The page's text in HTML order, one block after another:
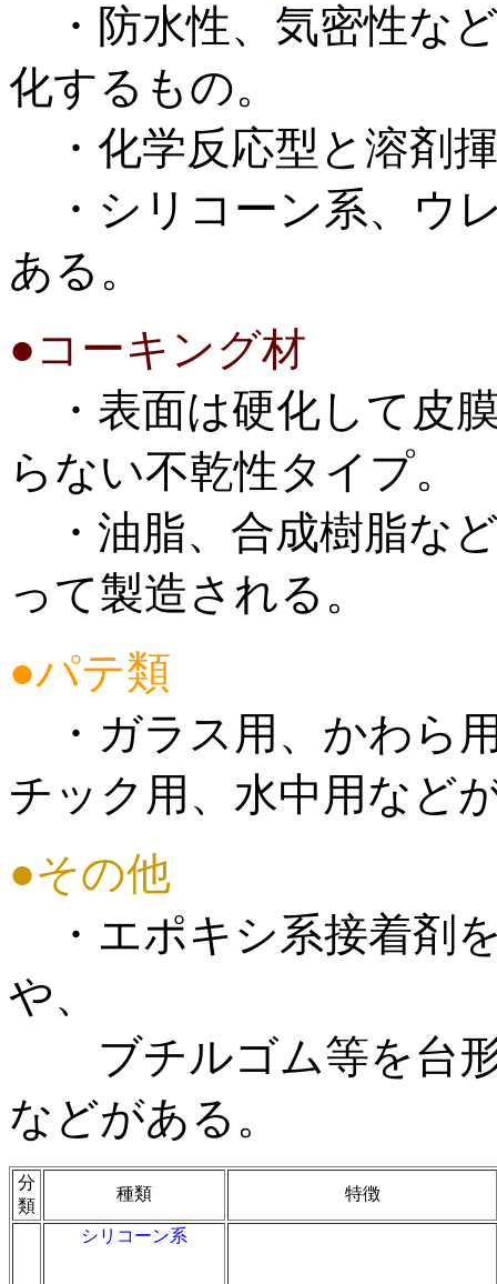
・防水性、気密性な
化するもの。
・化学反応型と溶剤
・シリコーン系、ウ
ある。
●コーキング材
・表面は硬化して皮
らない不乾性タイプ。
・油脂、合成樹脂な
って製造される。
●パテ類
・ガラス用、かわら
チック用、水中用など
●その他
・エポキシ系接着剤
や、
ブチルゴム等を台形
などがある。
分
類
種類 特徴
シリコーン系